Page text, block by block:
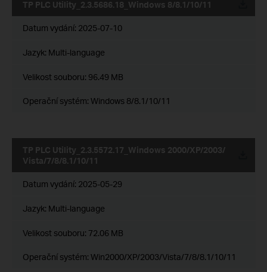
TP PLC Utility_2.3.5686.18_Windows 8/8.1/10/11
Datum vydání: 2025-07-10
Jazyk: Multi-language
Velikost souboru: 96.49 MB
Operační systém: Windows 8/8.1/10/11
TP PLC Utility_2.3.5572.17_Windows 2000/XP/2003/
Vista/7/8/8.1/10/11
Datum vydání: 2025-05-29
Jazyk: Multi-language
Velikost souboru: 72.06 MB
Operační systém: Win2000/XP/2003/Vista/7/8/8.1/10/11